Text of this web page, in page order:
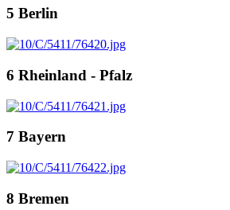
5 Berlin
6 Rheinland - Pfalz
7 Bayern
8 Bremen